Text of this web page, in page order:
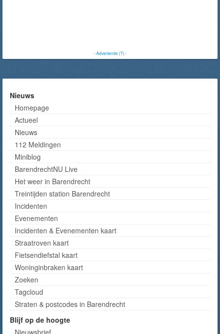
-Advertentie (?)-
Nieuws
Homepage
Actueel
Nieuws
112 Meldingen
Miniblog
BarendrechtNU Live
Het weer in Barendrecht
Treintijden station Barendrecht
Incidenten
Evenementen
Incidenten & Evenementen kaart
Straatroven kaart
Fietsendiefstal kaart
Woninginbraken kaart
Zoeken
Tagcloud
Straten & postcodes in Barendrecht
Blijf op de hoogte
Nieuwsbrief